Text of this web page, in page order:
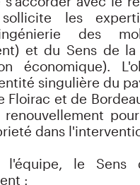
sollicite les
des
et du Sens de
économique).
singulière du
Floirac et de
renouvellement
dans
le Sens
: